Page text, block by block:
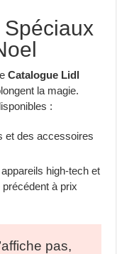
Spéciaux
Catalogue Lidl
la magie.
:
et des accessoires
high-tech et
à prix
pas,